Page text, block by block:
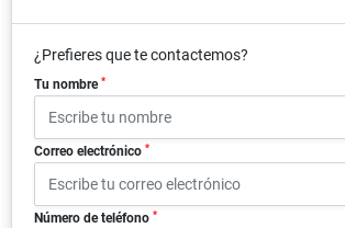
¿Prefieres que te contactemos?
Tu nombre *
Correo electrónico *
Número de teléfono *